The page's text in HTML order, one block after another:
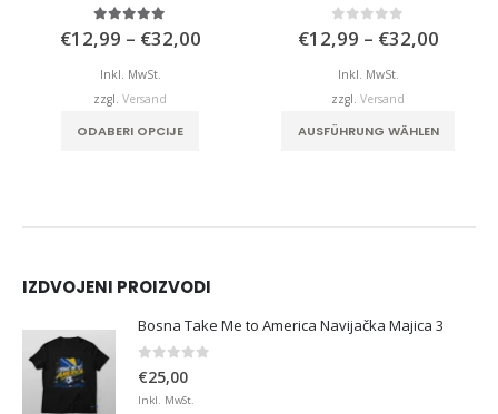
5.00 von 5
€12,99 – €32,00Preisspanne:
Inkl. MwSt.
zzgl. Versand
ODABERI OPCIJE
0von 5
€12,99 – €32,00
Inkl. MwSt.
zzgl. Versand
AUSFÜHRUNG WÄHLEN
IZDVOJENI PROIZVODI
Bosna Take Me to America Navijačka Majica 3
0 von 5
€25,00
Inkl. MwSt.